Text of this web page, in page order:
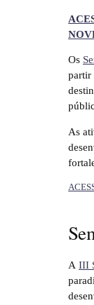
Os
partir
As
A III